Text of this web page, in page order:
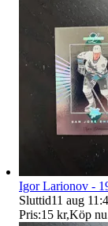
Igor Larionov -
Sluttid11 aug
Pris:15 kr,Köp nu